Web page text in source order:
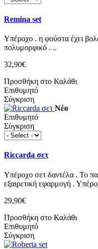
Remina set
Υπέροχο . η φούστα έχει
πολυμορφικό . ..
32,90€
Προσθήκη στο Καλάθι
Επιθυμητό
Σύγκριση
Νέο
Επιθυμητό
Σύγκριση
Riccarda σετ
Υπέροχο σετ δαντέλα . Το
εξαιρετική εφαρμογή .
29,90€
Προσθήκη στο Καλάθι
Επιθυμητό
Σύγκριση